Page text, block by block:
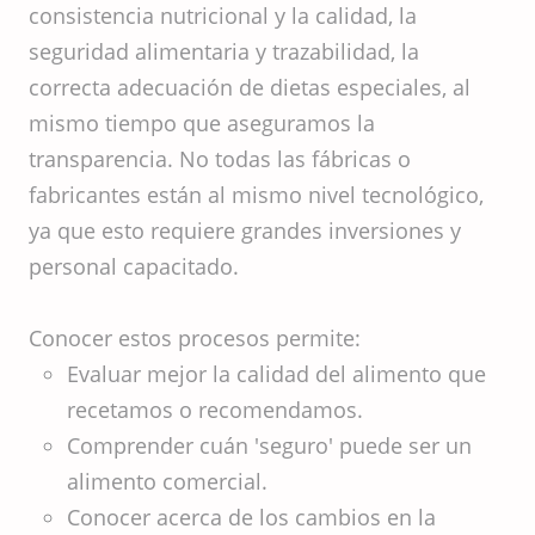
consistencia nutricional y la calidad, la
seguridad alimentaria y trazabilidad, la
correcta adecuación de dietas especiales, al
mismo tiempo que aseguramos la
transparencia. No todas las fábricas o
fabricantes están al mismo nivel tecnológico,
ya que esto requiere grandes inversiones y
personal capacitado.
Conocer estos procesos permite:
Evaluar mejor la calidad del alimento que
recetamos o recomendamos.
Comprender cuán 'seguro' puede ser un
alimento comercial.
Conocer acerca de los cambios en la